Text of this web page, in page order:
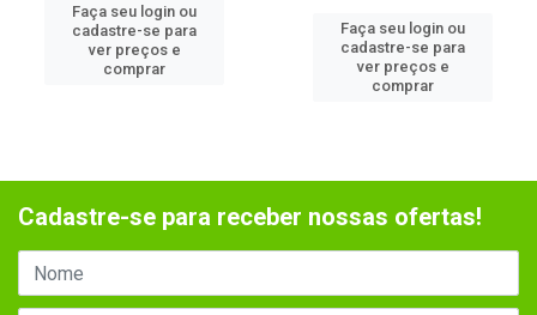
Faça seu login ou
cadastre-se para
ver preços e
comprar
Faça seu login ou
cadastre-se para
ver preços e
comprar
Cadastre-se para receber nossas ofertas!